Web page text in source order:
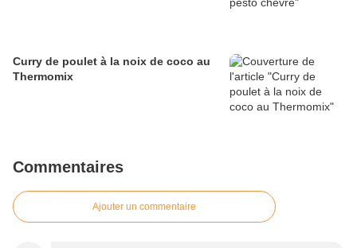
Curry de poulet à la noix de coco au
Thermomix
Commentaires
Ajouter un commentaire